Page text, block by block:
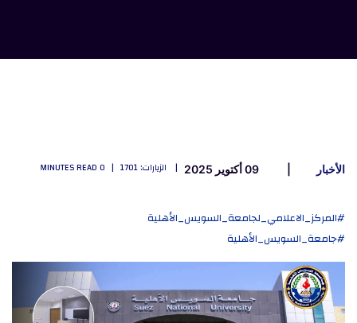
الأخبار 09 أكتوير 2025 الزيارات: 1701 0 MINUTES READ
#المركز_الاعلامي_لجامعة_السويس_الأهلية
#جامعة_السويس_الأهلية